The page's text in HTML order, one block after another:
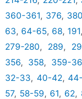
360-361, 376, 380
63, 64-65, 68, 191,
279-280, 289,
356, 358, 359-
32-33, 40-42,
57, 58-59, 61, 62,